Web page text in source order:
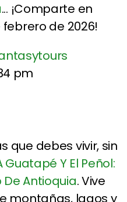
... ¡Comparte en
febrero de 2026!
pm
que debes vivir, sin
Guatapé Y El Peñol:
De Antioquia. Vive
montañas, lagos y